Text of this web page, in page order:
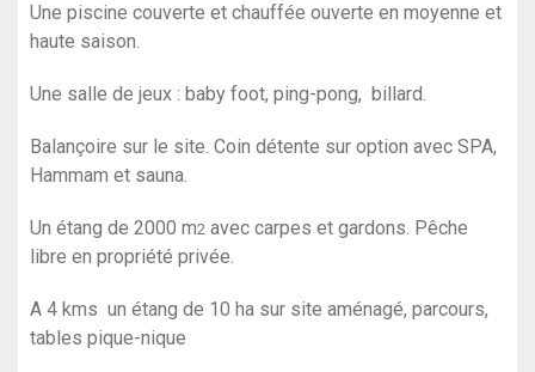
Une piscine couverte et chauffée ouverte en moyenne et
haute saison.
Une salle de jeux : baby foot, ping-pong, billard.
Balançoire sur le site. Coin détente sur option avec SPA,
Hammam et sauna.
Un étang de 2000 m2 avec carpes et gardons. Pêche
libre en propriété privée.
A 4 kms un étang de 10 ha sur site aménagé, parcours,
tables pique-nique